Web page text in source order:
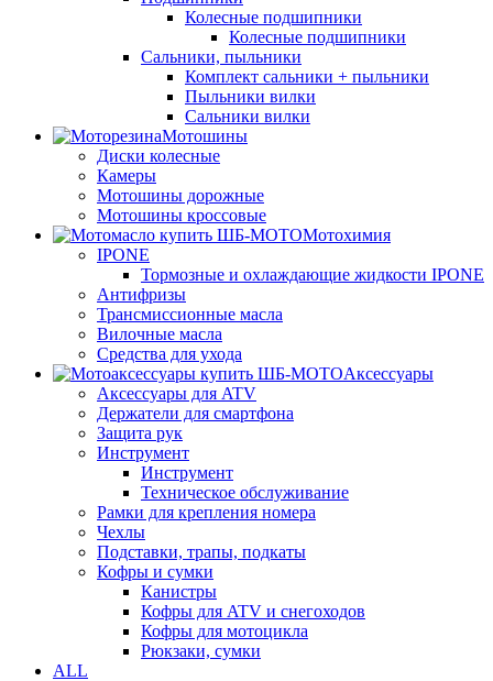
Колесные подшипники
Колесные подшипники
Сальники, пыльники
Комплект сальники + пыльники
Пыльники вилки
Сальники вилки
Мотошины
Диски колесные
Камеры
Мотошины дорожные
Мотошины кроссовые
Мотохимия
IPONE
Тормозные и охлаждающие жидкости IPONE
Антифризы
Трансмиссионные масла
Вилочные масла
Средства для ухода
Аксессуары
Аксессуары для ATV
Держатели для смартфона
Защита рук
Инструмент
Инструмент
Техническое обслуживание
Рамки для крепления номера
Чехлы
Подставки, трапы, подкаты
Кофры и сумки
Канистры
Кофры для ATV и снегоходов
Кофры для мотоцикла
Рюкзаки, сумки
ALL